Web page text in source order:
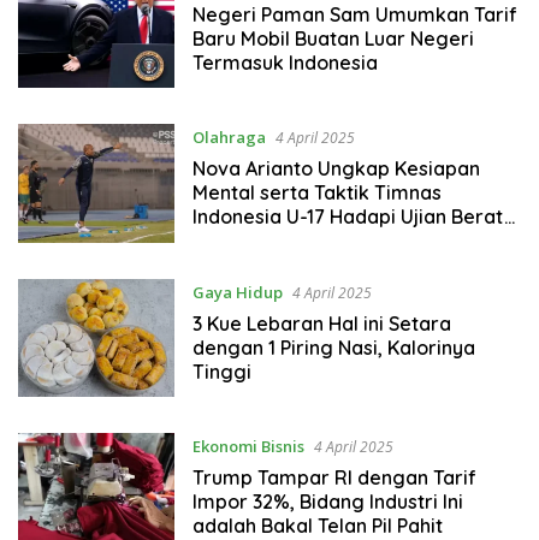
Negeri Paman Sam Umumkan Tarif
Baru Mobil Buatan Luar Negeri
Termasuk Indonesia
Olahraga 4 April 2025
Nova Arianto Ungkap Kesiapan
Mental serta Taktik Timnas
Indonesia U-17 Hadapi Ujian Berat
Gaya Hidup 4 April 2025
3 Kue Lebaran Hal ini Setara
dengan 1 Piring Nasi, Kalorinya
Tinggi
Ekonomi Bisnis 4 April 2025
Trump Tampar RI dengan Tarif
Impor 32%, Bidang Industri Ini
adalah Bakal Telan Pil Pahit